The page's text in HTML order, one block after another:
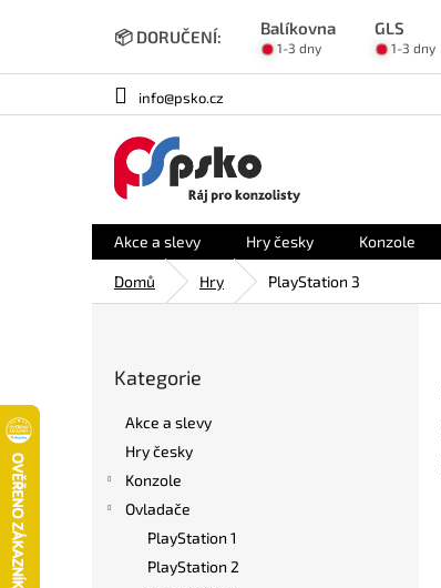
📦 DORUČENÍ: Balíkovna GLS
1-3 dny 1-3 dny
info@psko.cz
Akce a slevy Hry česky Konzole
Domů Hry PlayStation 3
kategorie
Kategorie
Akce a slevy
Hry česky
Konzole
Ovladače
PlayStation 1
PlayStation 2